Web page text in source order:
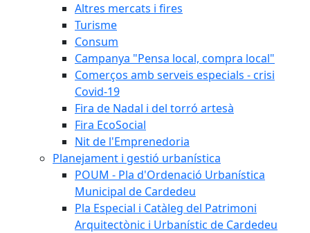
Altres mercats i fires
Turisme
Consum
Campanya "Pensa local, compra local"
Comerços amb serveis especials - crisi
Covid-19
Fira de Nadal i del torró artesà
Fira EcoSocial
Nit de l'Emprenedoria
Planejament i gestió urbanística
POUM - Pla d'Ordenació Urbanística
Municipal de Cardedeu
Pla Especial i Catàleg del Patrimoni
Arquitectònic i Urbanístic de Cardedeu